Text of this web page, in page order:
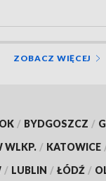
ZOBACZ WIĘCEJ
/ BYDGOSZCZ /
WLKP. / KATOWICE
/ LUBLIN / ŁÓDŹ /